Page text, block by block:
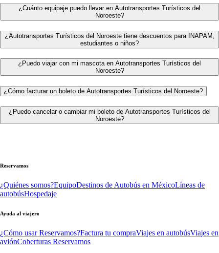
¿Cuánto equipaje puedo llevar en Autotransportes Turísticos del
Noroeste?
¿Autotransportes Turísticos del Noroeste tiene descuentos para INAPAM,
estudiantes o niños?
¿Puedo viajar con mi mascota en Autotransportes Turísticos del
Noroeste?
¿Cómo facturar un boleto de Autotransportes Turísticos del Noroeste?
¿Puedo cancelar o cambiar mi boleto de Autotransportes Turísticos del
Noroeste?
Reservamos
¿Quiénes somos?EquipoDestinos de Autobús en MéxicoLíneas de
autobúsHospedaje
Ayuda al viajero
¿Cómo usar Reservamos?Factura tu compraViajes en autobúsViajes en
aviónCoberturas Reservamos